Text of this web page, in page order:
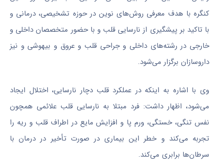
کنگره با هدف معرفی روش‌های نوین در حوزه تشخیصی، درمانی و
با تاکید بر پیشگیری از نارسایی قلب و با حضور متخصصان داخلی و
خارجی در رشته‌های داخلی و جراحی قلب و عروق و بیهوشی و نیز
داروسازان برگزار می‌شود.
وی با اشاره به اینکه در عملکرد قلب دچار نارسایی، اختلال ایجاد
می‌شود، اظهار داشت: فرد مبتلا به نارسایی قلب علائمی همچون
نفس تنگی، خستگی، ورم پا و افزایش مایع در اطراف قلب و ریه را
تجربه می‌کند و خطر این بیماری در صورت تأخیر در درمان با
سرطان‌ها برابری می‌کند.